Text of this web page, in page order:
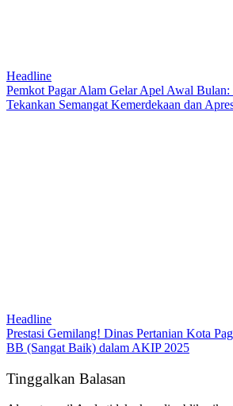
Headline
Pemkot Pagar Alam Gelar Apel Awal
Tekankan Semangat Kemerdekaan dan
Headline
Prestasi Gemilang! Dinas Pertanian Kota
BB (Sangat Baik) dalam AKIP 2025
Tinggalkan Balasan